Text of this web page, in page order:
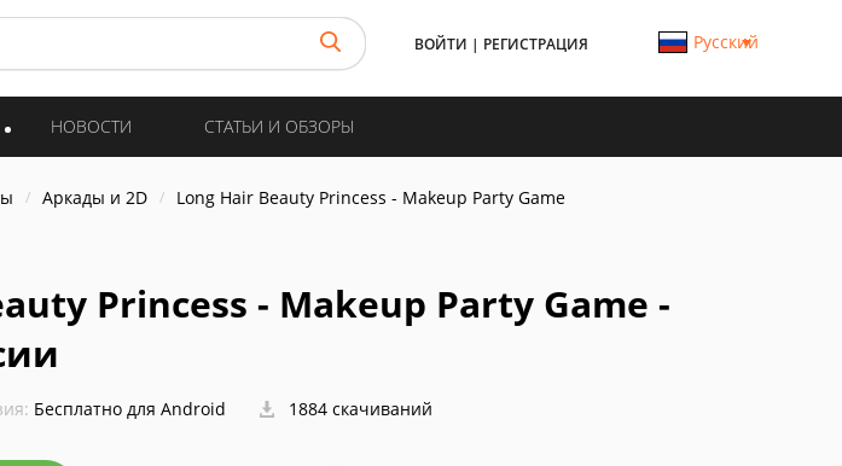
ВОЙТИ | РЕГИСТРАЦИЯ Русский
НОВОСТИ СТАТЬИ И ОБЗОРЫ
Аркады и 2D Long Hair Beauty Princess - Makeup Party Game
Princess - Makeup Party Game -
Бесплатно для Android 1884 скачиваний